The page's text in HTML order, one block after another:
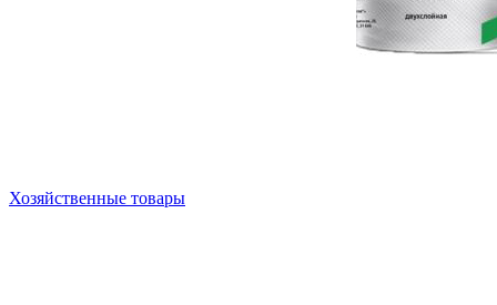
Хозяйственные товары